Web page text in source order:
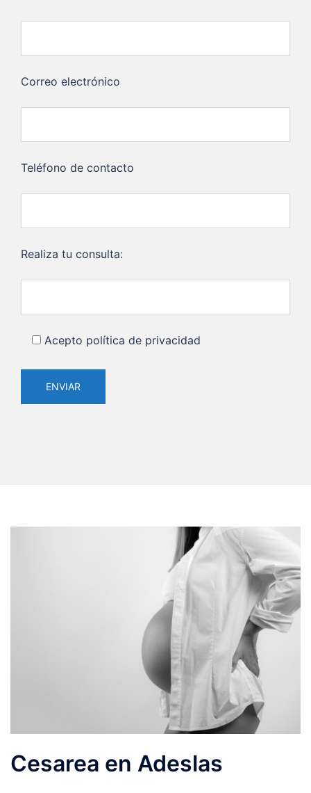
Correo electrónico
Teléfono de contacto
Realiza tu consulta:
Acepto política de privacidad
Cesarea en Adeslas